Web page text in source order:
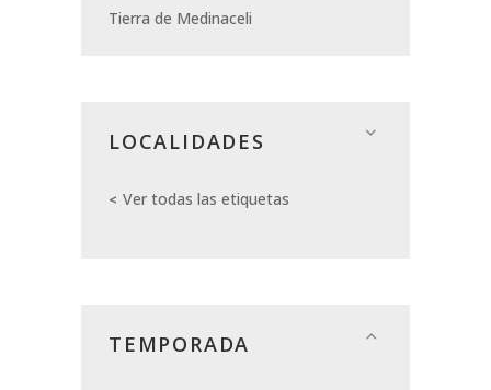
Tierra de Medinaceli
LOCALIDADES
Ver todas las etiquetas
TEMPORADA